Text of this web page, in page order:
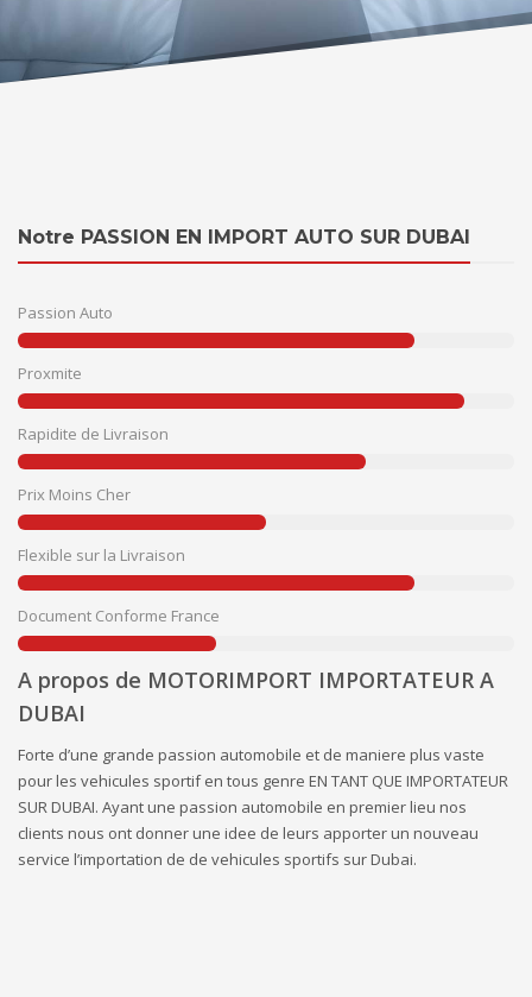
Notre PASSION EN IMPORT AUTO SUR DUBAI
Passion Auto
Proxmite
Rapidite de Livraison
Prix Moins Cher
Flexible sur la Livraison
Document Conforme France
A propos de MOTORIMPORT IMPORTATEUR A
DUBAI
Forte d’une grande passion automobile et de maniere plus vaste
pour les vehicules sportif en tous genre EN TANT QUE IMPORTATEUR
SUR DUBAI. Ayant une passion automobile en premier lieu nos
clients nous ont donner une idee de leurs apporter un nouveau
service l’importation de de vehicules sportifs sur Dubai.